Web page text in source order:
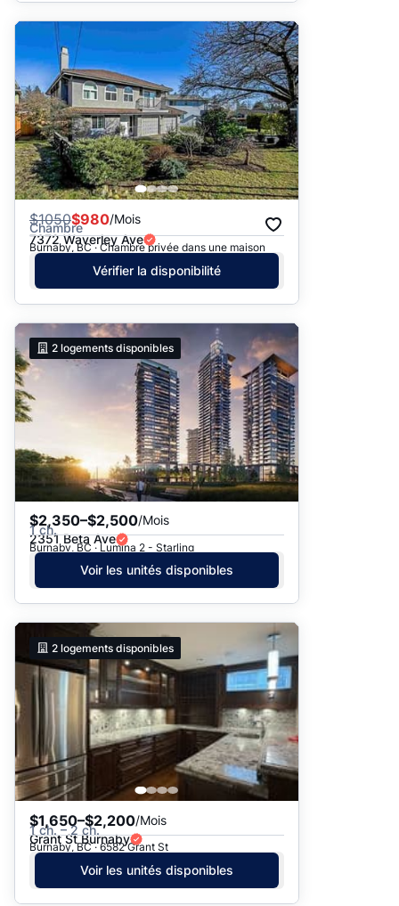
$1050$980/Mois
Chambre
7372 Waverley Ave
Burnaby, BC · Chambre privée dans une maison
Vérifier la disponibilité
2 logements disponibles
$2,350–$2,500/Mois
1 ch.
2351 Beta Ave
Burnaby, BC · Lumina 2 - Starling
Voir les unités disponibles
2 logements disponibles
$1,650–$2,200/Mois
1 ch. – 2 ch.
Grant St Burnaby
Burnaby, BC · 6582 Grant St
Voir les unités disponibles